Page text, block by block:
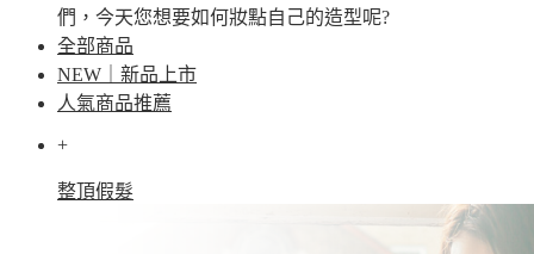
們，今天您想要如何妝點自己的造型呢?
全部商品
NEW｜新品上市
人氣商品推薦
+
整頂假髮